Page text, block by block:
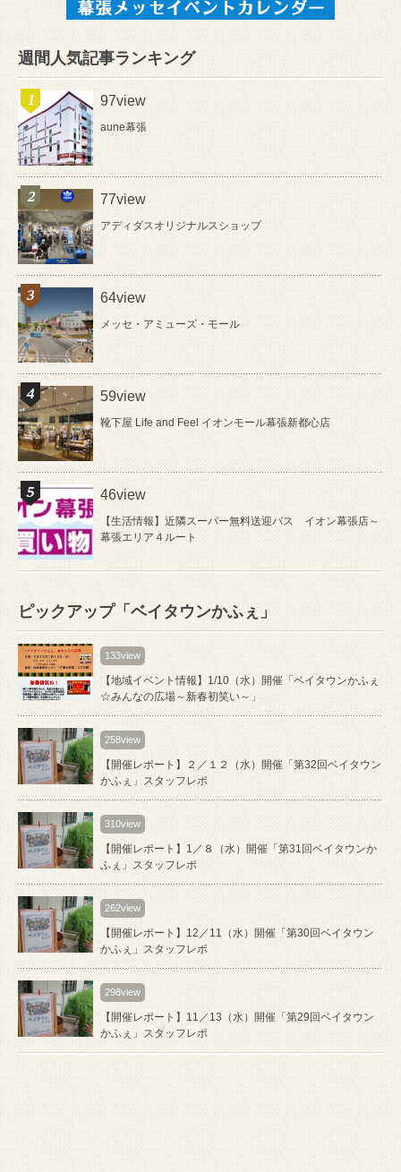
週間人気記事ランキング
97view
aune幕張
77view
アディダスオリジナルスショップ
64view
メッセ・アミューズ・モール
59view
靴下屋 Life and Feel イオンモール幕張新都心店
46view
【生活情報】近隣スーパー無料送迎バス イオン幕張店～
幕張エリア４ルート
ピックアップ「ベイタウンかふぇ」
133view
【地域イベント情報】1/10（水）開催「ベイタウンかふぇ
☆みんなの広場～新春初笑い～」
258view
【開催レポート】２／１２（水）開催「第32回ベイタウン
かふぇ」スタッフレポ
310view
【開催レポート】1／８（水）開催「第31回ベイタウンか
ふぇ」スタッフレポ
262view
【開催レポート】12／11（水）開催「第30回ベイタウン
かふぇ」スタッフレポ
298view
【開催レポート】11／13（水）開催「第29回ベイタウン
かふぇ」スタッフレポ